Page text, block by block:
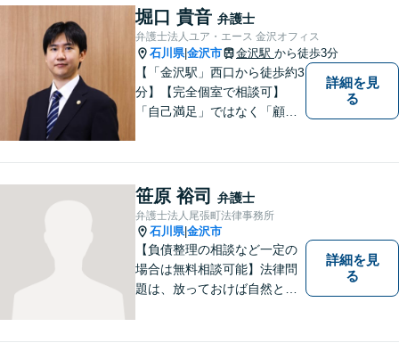
など、幅広く対応可能。【夜
間／休日対応可能】どうぞお
気軽にご相談ください。
堀口 貴音 弁護士
弁護士法人ユア・エース 金沢オフィス
石川県|金沢市 金沢駅 から徒歩3分
【「金沢駅」西口から徒歩約3
分】【完全個室で相談可】
「自己満足」ではなく「顧客
が本当に求める最高の結果に
こだわり続けたいと考えてお
ります。 お気軽にご相談くだ
さい。
詳細を見
る
笹原 裕司 弁護士
弁護士法人尾張町法律事務所
石川県|金沢市
【負債整理の相談など一定の
場合は無料相談可能】法律問
題は、放っておけば自然と解
詳細を見
る